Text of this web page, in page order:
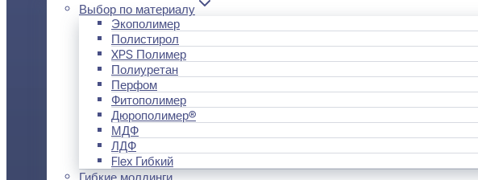
Выбор по материалу
Экополимер
Полистирол
XPS Полимер
Полиуретан
Перфом
Фитополимер
Дюрополимер®
МДФ
ЛДФ
Flex Гибкий
Гибкие молдинги